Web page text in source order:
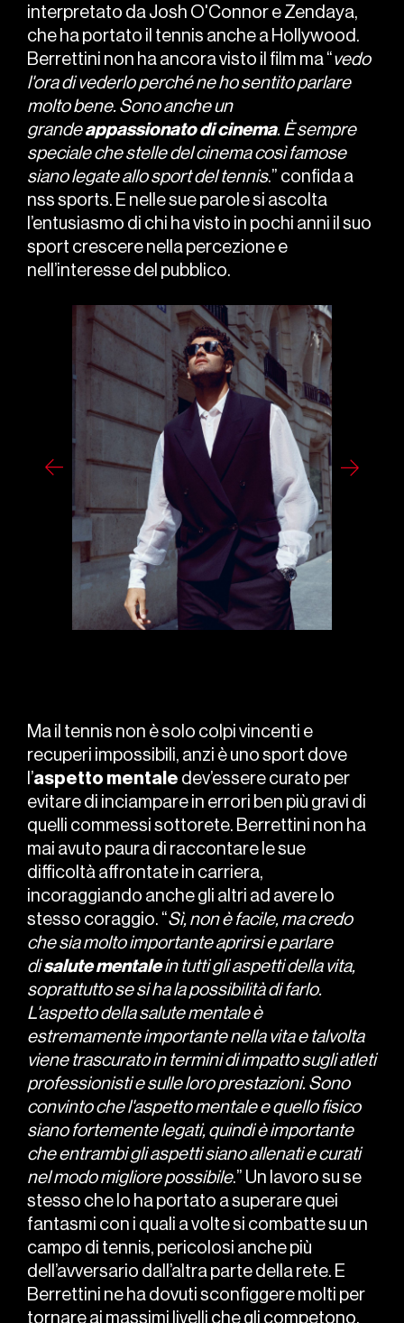
interpretato da Josh O'Connor e Zendaya,
che ha portato il tennis anche a Hollywood.
Berrettini non ha ancora visto il film ma “vedo
l'ora di vederlo perché ne ho sentito parlare
molto bene. Sono anche un
grandeappassionatodicinema. È sempre
speciale che stelle del cinema così famose
siano legate allo sport del tennis.” confida a
nss sports. E nelle sue parole si ascolta
l’entusiasmo di chi ha visto in pochi anni il suo
sport crescere nella percezione e
nell’interesse del pubblico.
Ma il tennis non è solo colpi vincenti e
recuperi impossibili, anzi è uno sport dove
l’aspetto mentale dev’essere curato per
evitare di inciampare in errori ben più gravi di
quelli commessi sottorete. Berrettini non ha
mai avuto paura di raccontare le sue
difficoltà affrontate in carriera,
incoraggiando anche gli altri ad avere lo
stesso coraggio. “Sì, non è facile, ma credo
che sia molto importante aprirsi e parlare
disalutementalein tutti gli aspetti della vita,
soprattutto se si ha la possibilità di farlo.
L'aspetto della salute mentale è
estremamente importante nella vita e talvolta
viene trascurato in termini di impatto sugli atleti
professionisti e sulle loro prestazioni. Sono
convinto che l'aspetto mentale e quello fisico
siano fortemente legati, quindi è importante
che entrambi gli aspetti siano allenati e curati
nel modo migliore possibile.” Un lavoro su se
stesso che lo ha portato a superare quei
fantasmi con i quali a volte si combatte su un
campo di tennis, pericolosi anche più
dell’avversario dall’altra parte della rete. E
Berrettini ne ha dovuti sconfiggere molti per
tornare ai massimi livelli che gli competono,